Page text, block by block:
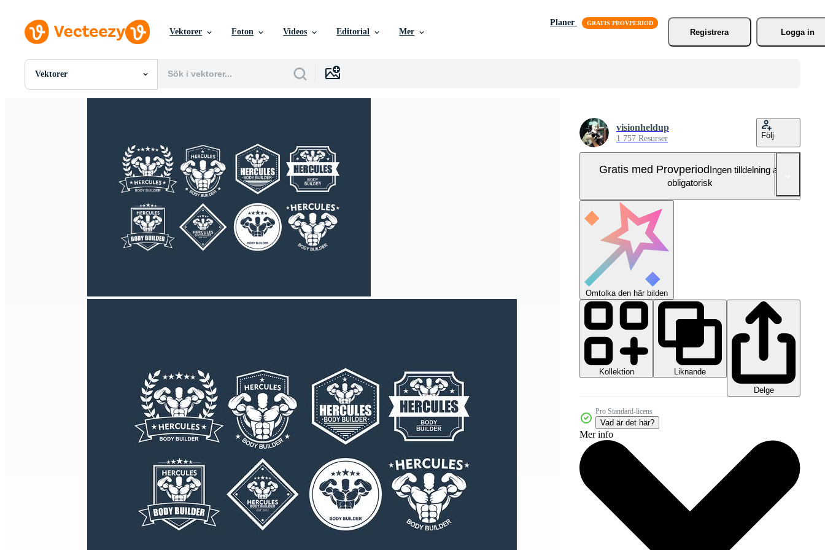
Vektorer Foton Videos Editorial Mer
Planer
Registrera
Logga in
Vektorer
Alla Bilder
Redaktionella Evenemang
visionheldup
1 757 Resurser Följ
Gratis med ProvperiodIngen tilldelning är
obligatorisk
Omtolka den här bilden
Kollektion
Liknande
Delge
Pro Standard-licens
Vad är det här?
Mer info